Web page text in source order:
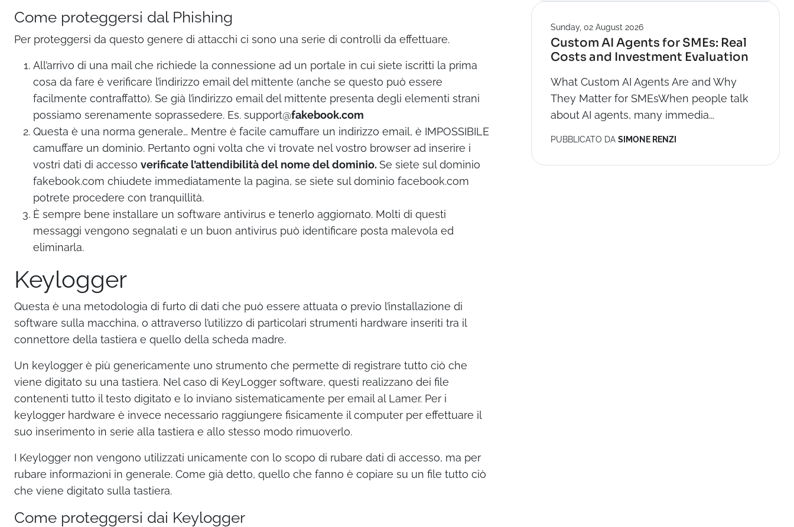
Come proteggersi dal Phishing
Per proteggersi da questo genere di attacchi ci sono una serie di controlli da effettuare.
All’arrivo di una mail che richiede la connessione ad un portale in cui siete iscritti la prima
cosa da fare è verificare l’indirizzo email del mittente (anche se questo può essere
facilmente contraffatto). Se già l’indirizzo email del mittente presenta degli elementi strani
possiamo serenamente soprassedere. Es. support@fakebook.com
Questa è una norma generale… Mentre è facile camuffare un indirizzo email, è IMPOSSIBILE
camuffare un dominio. Pertanto ogni volta che vi trovate nel vostro browser ad inserire i
vostri dati di accesso verificate l’attendibilità del nome del dominio. Se siete sul dominio
fakebook.com chiudete immediatamente la pagina, se siete sul dominio facebook.com
potrete procedere con tranquillità.
È sempre bene installare un software antivirus e tenerlo aggiornato. Molti di questi
messaggi vengono segnalati e un buon antivirus può identificare posta malevola ed
eliminarla.
Keylogger
Questa è una metodologia di furto di dati che può essere attuata o previo l’installazione di
software sulla macchina, o attraverso l’utilizzo di particolari strumenti hardware inseriti tra il
connettore della tastiera e quello della scheda madre.
Un keylogger è più genericamente uno strumento che permette di registrare tutto ciò che
viene digitato su una tastiera. Nel caso di KeyLogger software, questi realizzano dei file
contenenti tutto il testo digitato e lo inviano sistematicamente per email al Lamer. Per i
keylogger hardware è invece necessario raggiungere fisicamente il computer per effettuare il
suo inserimento in serie alla tastiera e allo stesso modo rimuoverlo.
I Keylogger non vengono utilizzati unicamente con lo scopo di rubare dati di accesso, ma per
rubare informazioni in generale. Come già detto, quello che fanno è copiare su un file tutto ciò
che viene digitato sulla tastiera.
Come proteggersi dai Keylogger
Sunday, 02 August 2026
Custom AI Agents for SMEs: Real
Costs and Investment Evaluation
What Custom AI Agents Are and Why
They Matter for SMEsWhen people talk
about AI agents, many immedia...
PUBBLICATO DA SIMONE RENZI